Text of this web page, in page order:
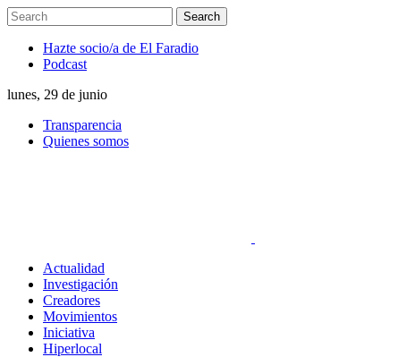
Hazte socio/a de El Faradio
Podcast
lunes, 29 de junio
Transparencia
Quienes somos
Actualidad
Investigación
Creadores
Movimientos
Iniciativa
Hiperlocal